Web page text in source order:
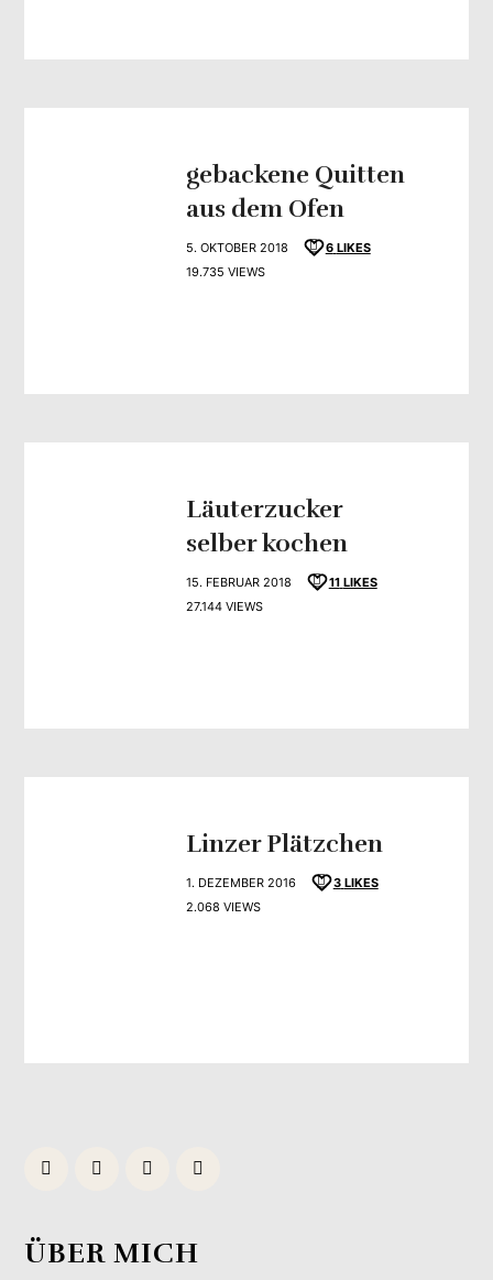
gebackene Quitten
aus dem Ofen
5. OKTOBER 2018 6 LIKES
19.735 VIEWS
Läuterzucker
selber kochen
15. FEBRUAR 2018 11 LIKES
27.144 VIEWS
Linzer Plätzchen
1. DEZEMBER 2016 3 LIKES
2.068 VIEWS
ÜBER MICH